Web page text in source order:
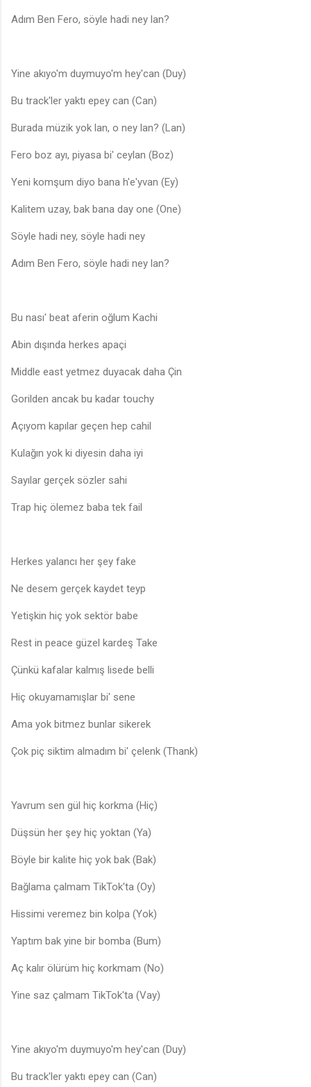
Adım Ben Fero, söyle hadi ney lan?
Yine akıyo'm duymuyo'm hey'can (Duy)
Bu track'ler yaktı epey can (Can)
Burada müzik yok lan, o ney lan? (Lan)
Fero boz ayı, piyasa bi' ceylan (Boz)
Yeni komşum diyo bana h'e'yvan (Ey)
Kalitem uzay, bak bana day one (One)
Söyle hadi ney, söyle hadi ney
Adım Ben Fero, söyle hadi ney lan?
Bu nası' beat aferin oğlum Kachi
Abin dışında herkes apaçi
Middle east yetmez duyacak daha Çin
Gorilden ancak bu kadar touchy
Açıyom kapılar geçen hep cahil
Kulağın yok ki diyesin daha iyi
Sayılar gerçek sözler sahi
Trap hiç ölemez baba tek fail
Herkes yalancı her şey fake
Ne desem gerçek kaydet teyp
Yetişkin hiç yok sektör babe
Rest in peace güzel kardeş Take
Çünkü kafalar kalmış lisede belli
Hiç okuyamamışlar bi' sene
Ama yok bitmez bunlar sikerek
Çok piç siktim almadım bi' çelenk (Thank)
Yavrum sen gül hiç korkma (Hiç)
Düşsün her şey hiç yoktan (Ya)
Böyle bir kalite hiç yok bak (Bak)
Bağlama çalmam TikTok'ta (Oy)
Hissimi veremez bin kolpa (Yok)
Yaptım bak yine bir bomba (Bum)
Aç kalır ölürüm hiç korkmam (No)
Yine saz çalmam TikTok'ta (Vay)
Yine akıyo'm duymuyo'm hey'can (Duy)
Bu track'ler yaktı epey can (Can)